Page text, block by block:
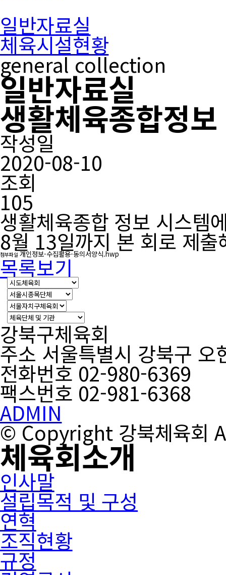
일반자료실
체육시설현황
general collection
일반자료실
생활체육종합정
작성일
2020-08-10
조회
105
생활체육종합 정보 시스템
8월 13일까지 본 회로 제
첨부파일 개인정보-수집활용-동의서양식.hwp
목록보기
강북구체육회
주소 서울특별시 강북구
전화번호 02-980-6369
팩스번호 02-981-6368
ADMIN
© Copyright 강북체육회
체육회소개
인사말
설립목적 및 구성
연혁
조직현황
규정